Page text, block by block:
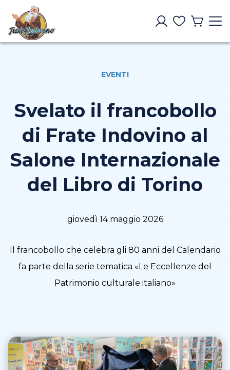
EVENTI
Svelato il francobollo
di Frate Indovino al
Salone Internazionale
del Libro di Torino
giovedì 14 maggio 2026
Il francobollo che celebra gli 80 anni del Calendario
fa parte della serie tematica «Le Eccellenze del
Patrimonio culturale italiano»